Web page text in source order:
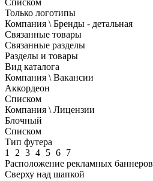
Списком
Только логотипы
Компания \ Бренды - детальная
Связанные товары
Связанные разделы
Разделы и товары
Вид каталога
Компания \ Вакансии
Аккордеон
Списком
Компания \ Лицензии
Блочный
Списком
Тип футера
1
2 3 4 5 6 7
Расположение рекламных баннеров
Сверху над шапкой